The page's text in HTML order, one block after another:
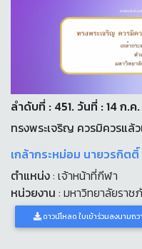
ลำดับที่ : 451. วันที่ : 14 ก.
ทรงพระเจริญ ควรมิควรแล้
เกล้ากระหม่อม นายวรกิต
ตำแหน่ง: เจ้าหน้าที่กีฬา
หน่วยงาน : มหาวิทยาลัยรา
ดาวน์โหลด ใบเข้าร่วมลงนามถว